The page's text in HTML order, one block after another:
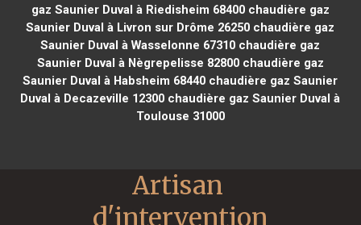
gaz Saunier Duval à Riedisheim 68400chaudière gaz
Saunier Duval à Livron sur Drôme 26250 chaudière gaz
Saunier Duval à Wasselonne 67310 chaudière gaz
Saunier Duval à Nègrepelisse 82800chaudière gaz
Saunier Duval à Habsheim 68440 chaudière gaz Saunier
Duval à Decazeville 12300 chaudière gaz Saunier Duval à
Toulouse 31000
Artisan
d'intervention